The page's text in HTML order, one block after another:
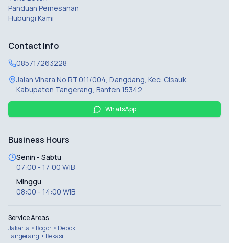
Panduan Pemesanan
Hubungi Kami
Contact Info
085717263228
Jalan Vihara No.RT.011/004, Dangdang, Kec. Cisauk,
Kabupaten Tangerang, Banten 15342
WhatsApp
Business Hours
Senin - Sabtu
07:00 - 17:00 WIB
Minggu
08:00 - 14:00 WIB
Service Areas
Jakarta • Bogor • Depok
Tangerang • Bekasi